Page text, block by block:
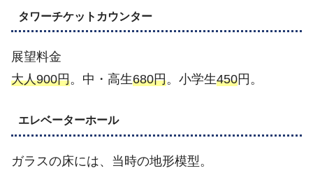
タワーチケットカウンター
展望料金
大人900円。中・高生680円。小学生450円。
エレベーターホール
ガラスの床には、当時の地形模型。